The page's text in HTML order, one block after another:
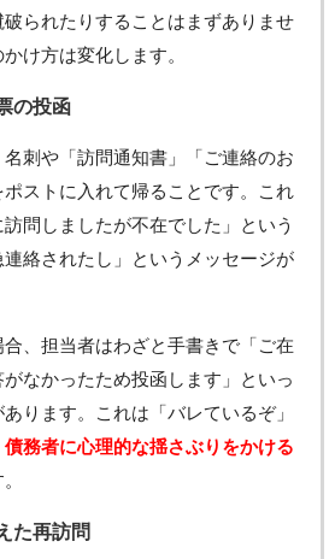
られたりすることはまずありませ
け方は変化します。
の投函
刺や「訪問通知書」「ご連絡のお
ストに入れて帰ることです。これ
問しましたが不在でした」という
絡されたし」というメッセージが
、担当者はわざと手書きで「ご在
なかったため投函します」といっ
ります。これは「バレているぞ」
債務者に心理的な揺さぶりをかける
た再訪問